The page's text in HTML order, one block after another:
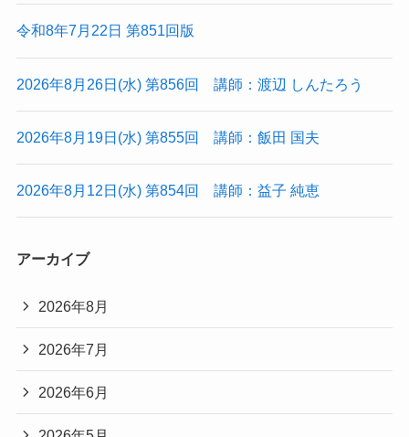
令和8年7月22日 第851回版
2026年8月26日(水) 第856回 講師：渡辺 しんたろう
2026年8月19日(水) 第855回 講師：飯田 国夫
2026年8月12日(水) 第854回 講師：益子 純恵
アーカイブ
2026年8月
2026年7月
2026年6月